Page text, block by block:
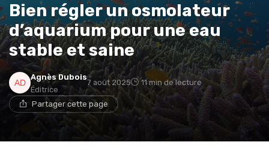
Bien régler un osmolateur
d’aquarium pour une eau
stable et saine
Agnès Dubois
Éditrice
7 août 2025 11 min de lecture
Partager cette page